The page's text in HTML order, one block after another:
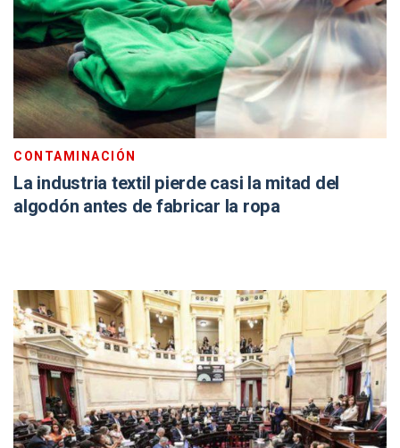
CONTAMINACIÓN
La industria textil pierde casi la mitad del
algodón antes de fabricar la ropa